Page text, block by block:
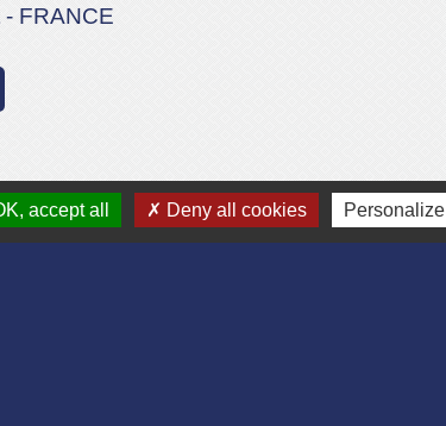
FRANCE
accept all Deny all cookies Personalize